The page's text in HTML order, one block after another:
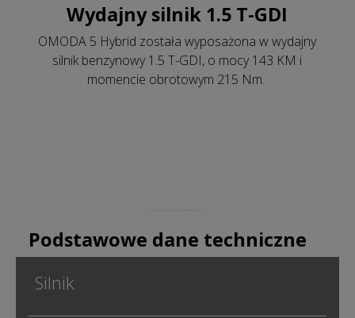
Wydajny silnik 1.5 T-GDI
OMODA 5 Hybrid została wyposażona w wydajny
silnik benzynowy 1.5 T-GDI, o mocy 143 KM i
momencie obrotowym 215 Nm.
Podstawowe dane techniczne
Silnik